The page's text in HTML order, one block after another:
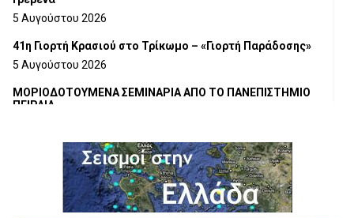
5 Αυγούστου 2026
41η Γιορτή Κρασιού στο Τρίκωμο – «Γιορτή Παράδοσης»
5 Αυγούστου 2026
ΜΟΡΙΟΔΟΤΟΥΜΕΝΑ ΣΕΜΙΝΑΡΙΑ ΑΠΟ ΤΟ ΠΑΝΕΠΙΣΤΗΜΙΟ
ΠΕΙΡΑΙΑ
ΕΥΧΑΡΙΣΤΙΕΣ Φυσιολατρικού Συλλόγου Γρεβενών
4 Αυγούστου 2026
Έκτακτη χρηματοδότηση 400.000€ για επιπλέον εργασίες
στο Δημοτικό Στάδιο Γρεβενών «Μίλτος Τεντόγλου»